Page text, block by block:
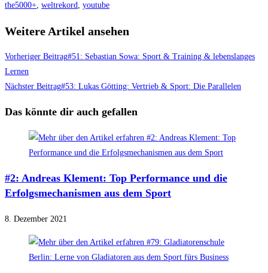
the5000+, weltrekord, youtube
Weitere Artikel ansehen
Vorheriger Beitrag#51: Sebastian Sowa: Sport & Training & lebenslanges
Lernen
Nächster Beitrag#53: Lukas Götting: Vertrieb & Sport: Die Parallelen
Das könnte dir auch gefallen
#2: Andreas Klement: Top Performance und die
Erfolgsmechanismen aus dem Sport
8. Dezember 2021